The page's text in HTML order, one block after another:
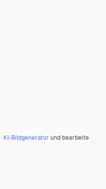
KI-Bildgenerator und bearbeite